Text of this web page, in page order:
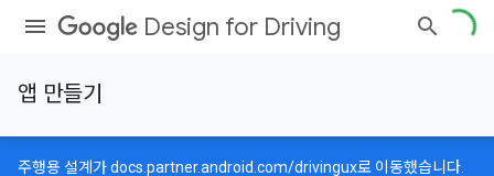
Design for Driving
앱 만들기
주행용 설계가docs.partner.android.com/drivingux로 이동했습니다.